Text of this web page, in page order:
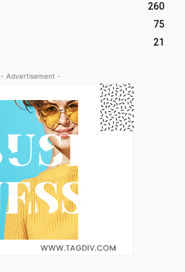
260
75
21
- Advertisement -